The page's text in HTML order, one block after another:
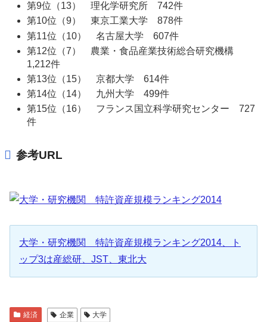
第9位（13） 理化学研究所 742件
第10位（9） 東京工業大学 878件
第11位（10） 名古屋大学 607件
第12位（7） 農業・食品産業技術総合研究機構
1,212件
第13位（15） 京都大学 614件
第14位（14） 九州大学 499件
第15位（16） フランス国立科学研究センター 727
件
参考URL
大学・研究機関 特許資産規模ランキング2014、ト
ップ3は産総研、JST、東北大
経済 企業 大学